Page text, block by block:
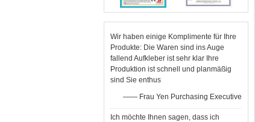
Wir haben einige Komplimente für Ihre
Produkte: Die Waren sind ins Auge
fallend Aufkleber ist sehr klar Ihre
Produktion ist schnell und planmäßig
sind Sie enthus
—— Frau Yen Purchasing Executive
Ich möchte Ihnen sagen, dass ich